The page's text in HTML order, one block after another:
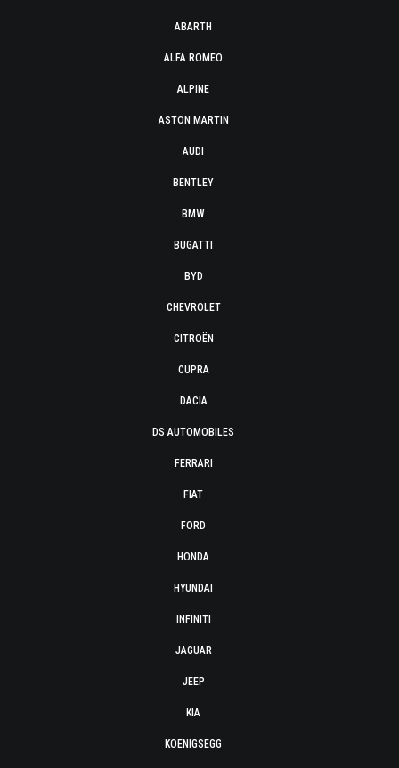
ABARTH
ALFA ROMEO
ALPINE
ASTON MARTIN
AUDI
BENTLEY
BMW
BUGATTI
BYD
CHEVROLET
CITROËN
CUPRA
DACIA
DS AUTOMOBILES
FERRARI
FIAT
FORD
HONDA
HYUNDAI
INFINITI
JAGUAR
JEEP
KIA
KOENIGSEGG